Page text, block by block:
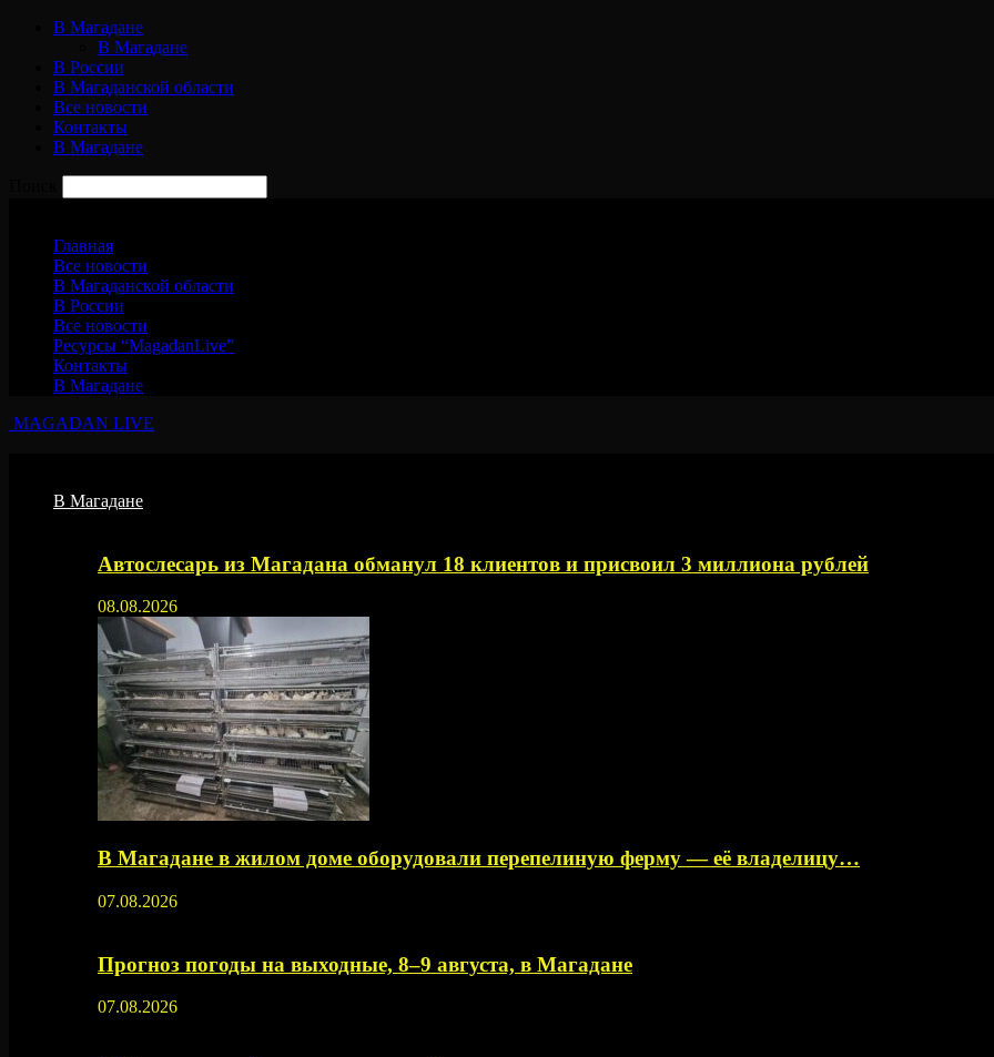
В Магадане
В Магадане
В России
В Магаданской области
Все новости
Контакты
В Магадане
Главная
Все новости
В Магаданской области
В России
Все новости
Ресурсы “MagadanLive”
Контакты
В Магадане
MAGADAN LIVE
В Магадане
Автослесарь из Магадана обманул 18 клиентов и присвоил 3 миллиона рублей
08.08.2026
В Магадане в жилом доме оборудовали перепелиную ферму — её владелицу…
07.08.2026
Прогноз погоды на выходные, 8–9 августа, в Магадане
07.08.2026